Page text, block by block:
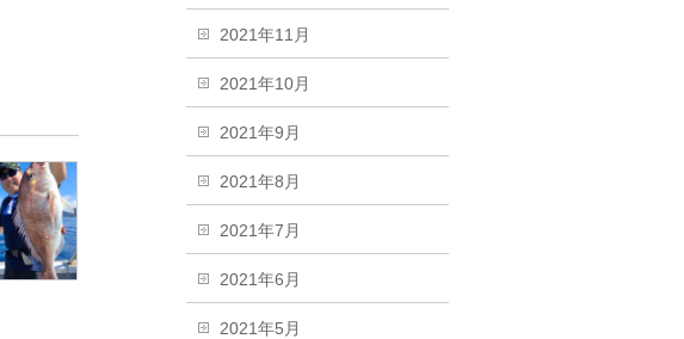
2021年11月
2021年10月
2021年9月
2021年8月
2021年7月
2021年6月
2021年5月